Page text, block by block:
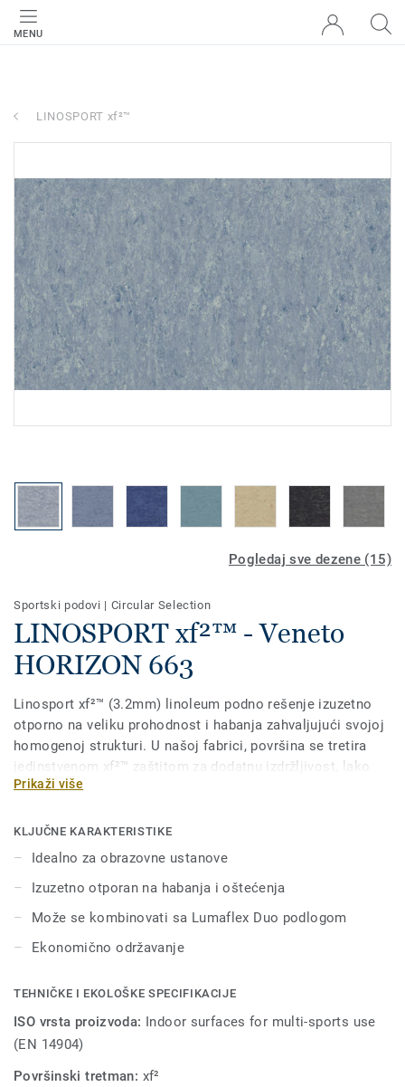
MENU
LINOSPORT xf²™
Pogledaj sve dezene (15)
Sportski podovi | Circular Selection
LINOSPORT xf²™ - Veneto
HORIZON 663
Linosport xf²™ (3.2mm) linoleum podno rešenje izuzetno
otporno na veliku prohodnost i habanja zahvaljujući svojoj
homogenoj strukturi. U našoj fabrici, površina se tretira
jedinstvenom xf²™ zaštitom za dodatnu izdržljivost, lako
čišćenje i ekonomično održavanje. Može se kombinovati
multifunkcionalnu upotebu unutar sportskih hala.
Prikaži više
KLJUČNE KARAKTERISTIKE
Idealno za obrazovne ustanove
Izuzetno otporan na habanja i oštećenja
Može se kombinovati sa Lumaflex Duo podlogom
Ekonomično održavanje
TEHNIČKE I EKOLOŠKE SPECIFIKACIJE
ISO vrsta proizvoda: Indoor surfaces for multi-sports use
(EN 14904)
Površinski tretman: xf²